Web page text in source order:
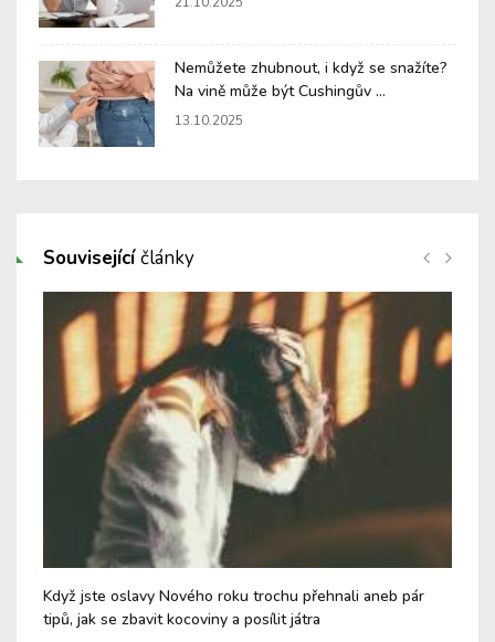
Nemůžete zhubnout, i když se snažíte?
Na vině může být Cushingův ...
13.10.2025
Souvisejícíčlánky
Když jste oslavy Nového roku trochu přehnali aneb pár
tipů, jak se zbavit kocoviny a posílit játra